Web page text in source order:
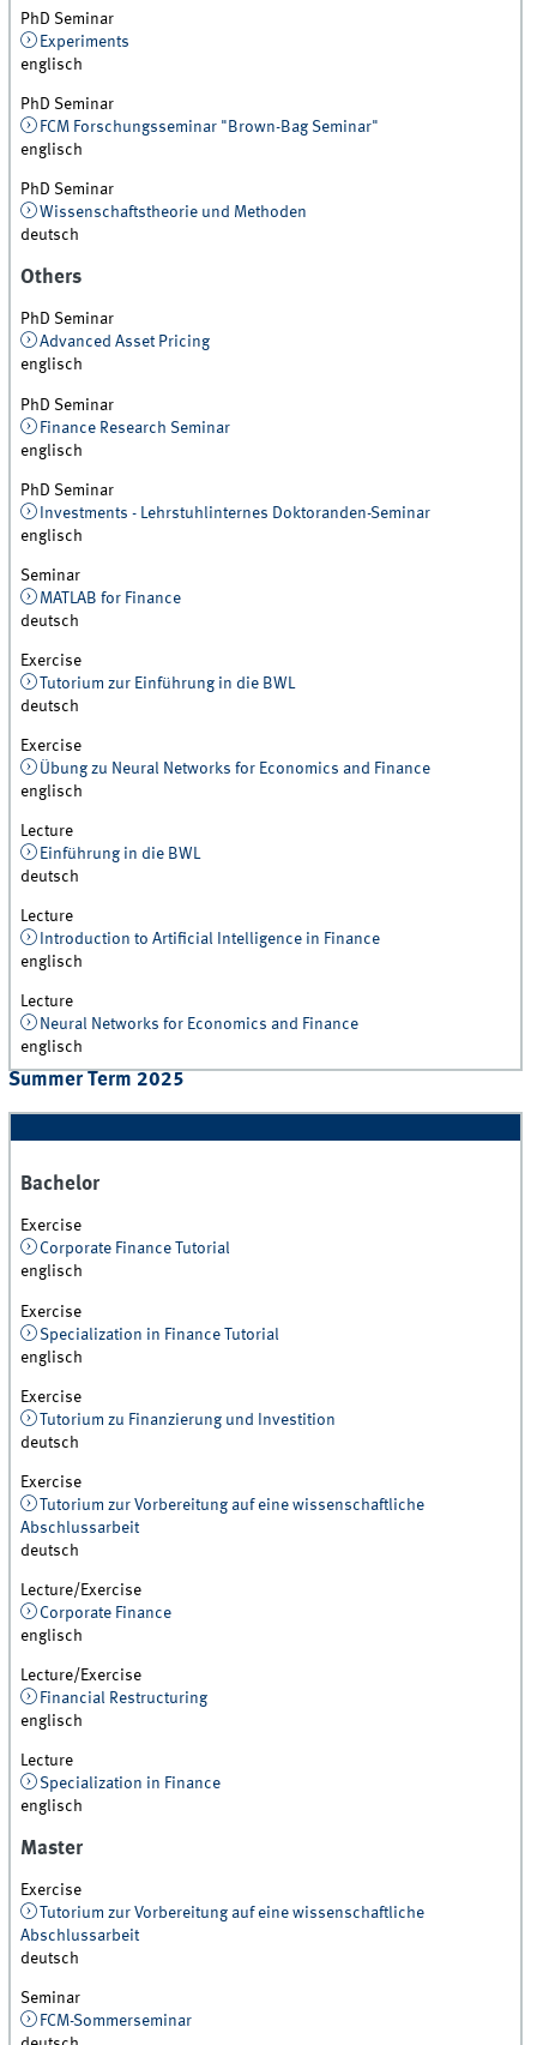
PhD Seminar
Experiments
englisch
PhD Seminar
FCM Forschungsseminar "Brown-Bag Seminar"
englisch
PhD Seminar
Wissenschaftstheorie und Methoden
deutsch
Others
PhD Seminar
Advanced Asset Pricing
englisch
PhD Seminar
Finance Research Seminar
englisch
PhD Seminar
Investments - Lehrstuhlinternes Doktoranden-Seminar
englisch
Seminar
MATLAB for Finance
deutsch
Exercise
Tutorium zur Einführung in die BWL
deutsch
Exercise
Übung zu Neural Networks for Economics and Finance
englisch
Lecture
Einführung in die BWL
deutsch
Lecture
Introduction to Artificial Intelligence in Finance
englisch
Lecture
Neural Networks for Economics and Finance
englisch
Summer Term 2025
Bachelor
Exercise
Corporate Finance Tutorial
englisch
Exercise
Specialization in Finance Tutorial
englisch
Exercise
Tutorium zu Finanzierung und Investition
deutsch
Exercise
Tutorium zur Vorbereitung auf eine wissenschaftliche
Abschlussarbeit
deutsch
Lecture/Exercise
Corporate Finance
englisch
Lecture/Exercise
Financial Restructuring
englisch
Lecture
Specialization in Finance
englisch
Master
Exercise
Tutorium zur Vorbereitung auf eine wissenschaftliche
Abschlussarbeit
deutsch
Seminar
FCM-Sommerseminar